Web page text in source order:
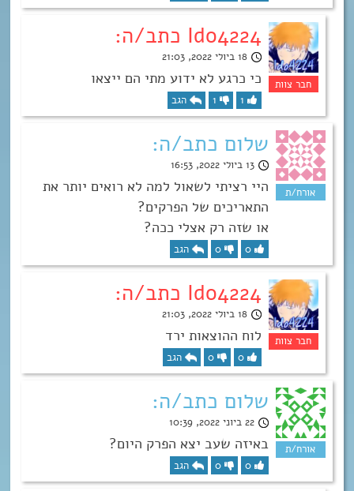
Ido4224 כתב/ה:
18 ביולי 2022, 21:03
כי כרגע לא ידוע מתי הם ייצאו
1
1 הגב
שלום כתב/ה:
13 ביולי 2022, 16:53
היי רציתי לשאול למה לא רואים יותר את
התאריכים של הפרקים?
או שזה רק אצלי ככה?
0
0 הגב
Ido4224 כתב/ה:
18 ביולי 2022, 21:03
לוח ההוצאות ירד
0
0 הגב
שלום כתב/ה:
22 ביוני 2022, 10:39
באיזה שעב יצא הפרק היום?
0
0 הגב